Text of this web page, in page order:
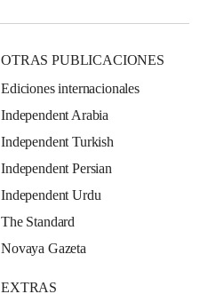
OTRAS PUBLICACIONES
Ediciones internacionales
Independent Arabia
Independent Turkish
Independent Persian
Independent Urdu
The Standard
Novaya Gazeta
EXTRAS